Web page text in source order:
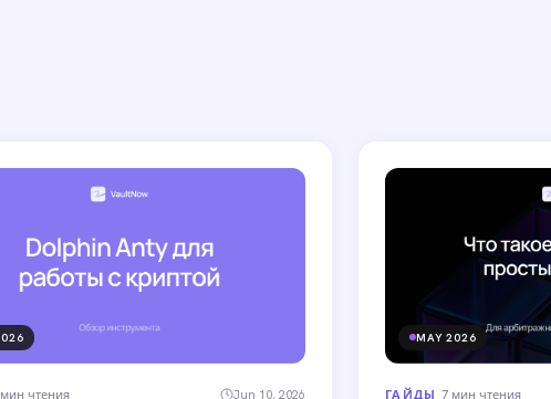
чтения Jun 10, 2026
MAY 2026
ГАЙДЫ ·7 мин чтения